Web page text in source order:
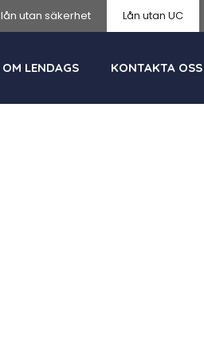
lån utan säkerhet Lån utan UC
OM LENDAGS KONTAKTA OSS